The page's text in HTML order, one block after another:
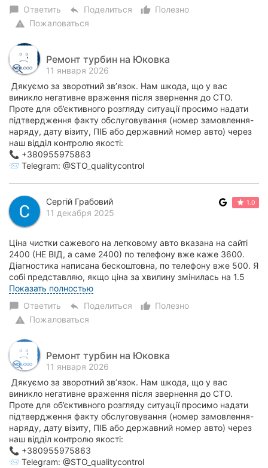
chat_bubble Ответить reply Поделиться thumb_up_alt
Полезно
warning Пожаловаться
Ремонт турбин на Юковка
11 января 2026
Дякуємо за зворотний зв’язок. Нам шкода, що у вас
виникло негативне враження після звернення до СТО.
Проте для об’єктивного розгляду ситуації просимо надати
підтвердження факту обслуговування (номер замовлення-
наряду, дату візиту, ПІБ або державний номер авто) через
наш відділ контролю якості:
📞 +380955975863
📨 Telegram: @STO_qualitycontrol
Сергій Грабовий
11 декабря 2025
1.0
Ціна чистки сажевого на легковому авто вказана на сайті
2400 (НЕ ВІД, а саме 2400) по телефону вже каже 3600.
Діагностика написана бескоштовна, по телефону вже 500. Я
собі представляю, якщо ціна за хвилину змінилась на 1.5
тисячі, то коли буду забира...
Показать полностью
chat_bubble Ответить reply Поделиться thumb_up_alt
Полезно
warning Пожаловаться
Ремонт турбин на Юковка
11 января 2026
Дякуємо за зворотний зв’язок. Нам шкода, що у вас
виникло негативне враження після звернення до СТО.
Проте для об’єктивного розгляду ситуації просимо надати
підтвердження факту обслуговування (номер замовлення-
наряду, дату візиту, ПІБ або державний номер авто) через
наш відділ контролю якості:
📞 +380955975863
📨 Telegram: @STO_qualitycontrol